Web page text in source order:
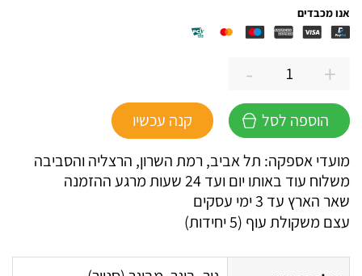
אנו מכבדים
+כמות
של
עצם
עוף
(5
יחידות)
-
הוספה לסל
קנה עכשיו
מועדי אספקה: תל אביב, רמת השרון, הרצליה והסביבה
משלוח עוד באותו יום ועד 24 שעות מרגע ההזמנה
שאר הארץ עד 3 ימי עסקים
עצם משקולת עוף (5 יחידות)